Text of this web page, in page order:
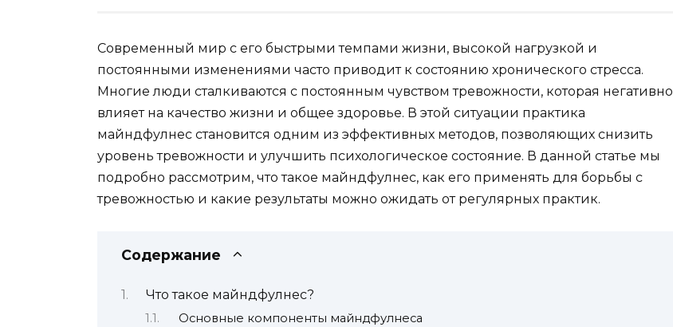
Современный мир с его быстрыми темпами жизни, высокой нагрузкой и
постоянными изменениями часто приводит к состоянию хронического стресса.
Многие люди сталкиваются с постоянным чувством тревожности, которая негативно
влияет на качество жизни и общее здоровье. В этой ситуации практика
майндфулнес становится одним из эффективных методов, позволяющих снизить
уровень тревожности и улучшить психологическое состояние. В данной статье мы
подробно рассмотрим, что такое майндфулнес, как его применять для борьбы с
тревожностью и какие результаты можно ожидать от регулярных практик.
Содержание
Что такое майндфулнес?
Основные компоненты майндфулнеса